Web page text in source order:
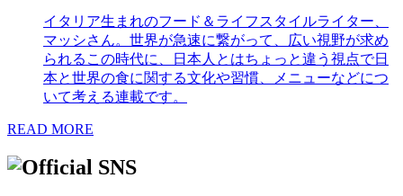
イタリア生まれのフード＆ライフスタイルライター、
マッシさん。世界が急速に繋がって、広い視野が求め
られるこの時代に、日本人とはちょっと違う視点で日
本と世界の食に関する文化や習慣、メニューなどにつ
いて考える連載です。
READ MORE